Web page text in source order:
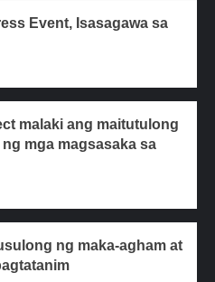
Event, Isasagawa sa
malaki ang maitutulong
mga magsasaka sa
ng maka-agham at